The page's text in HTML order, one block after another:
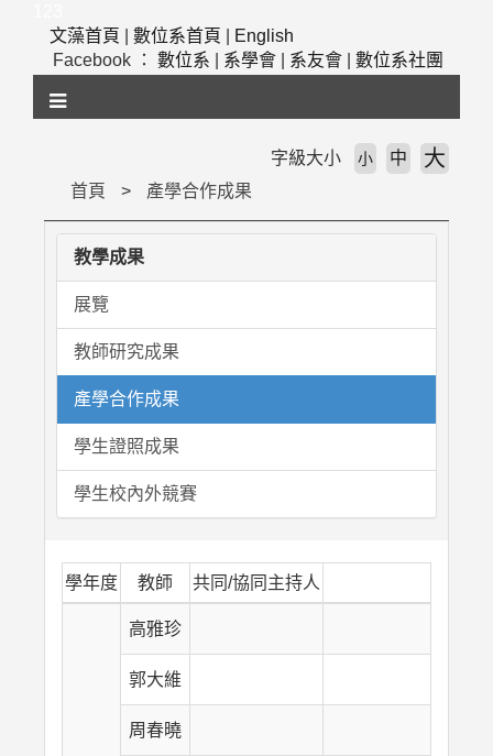
文藻首頁
數位系首頁
English
Facebook ： 數位系 系學會 系友會 數位系社團
首頁 產學合作成果
字級大小 小 中 大
教學成果
展覽
教師研究成果
產學合作成果
學生證照成果
學生校內外競賽
學年度 教師 共同/協同主持人
高雅珍
郭大維
周春曉